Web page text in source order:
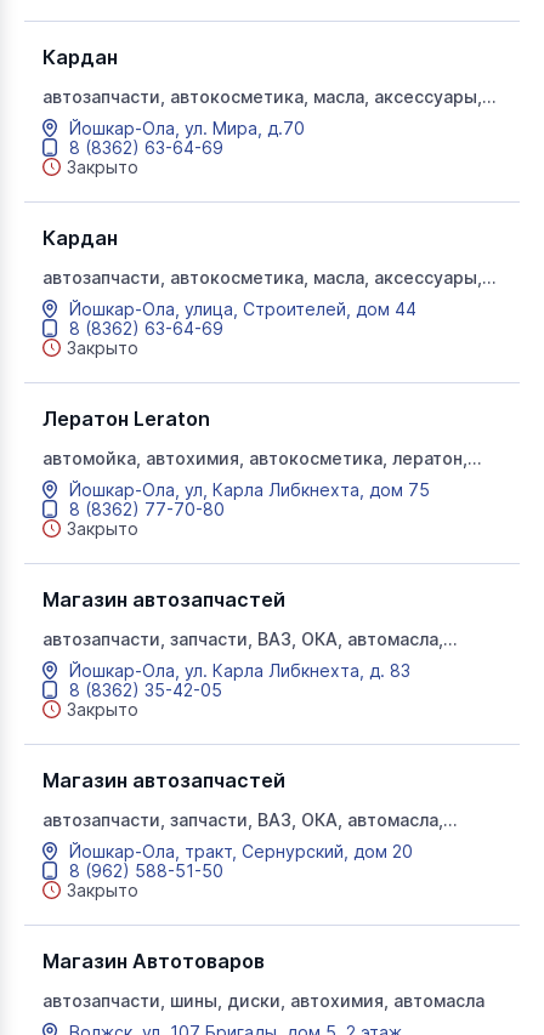
Кардан
автозапчасти, автокосметика, масла, аксессуары,
кардан
Йошкар-Ола, ул. Мира, д.70
8 (8362) 63-64-69
Закрыто
Кардан
автозапчасти, автокосметика, масла, аксессуары,
кардан
Йошкар-Ола, улица, Строителей, дом 44
8 (8362) 63-64-69
Закрыто
Лератон Leraton
автомойка, автохимия, автокосметика, лератон,
химчистка
Йошкар-Ола, ул, Карла Либкнехта, дом 75
8 (8362) 77-70-80
Закрыто
Магазин автозапчастей
автозапчасти, запчасти, ВАЗ, ОКА, автомасла,
автохимия, автоаксессуары, аккумуляторы
Йошкар-Ола, ул. Карла Либкнехта, д. 83
8 (8362) 35-42-05
Закрыто
Магазин автозапчастей
автозапчасти, запчасти, ВАЗ, ОКА, автомасла,
автохимия, автоаксессуары, аккумуляторы
Йошкар-Ола, тракт, Сернурский, дом 20
8 (962) 588-51-50
Закрыто
Магазин Автотоваров
автозапчасти, шины, диски, автохимия, автомасла